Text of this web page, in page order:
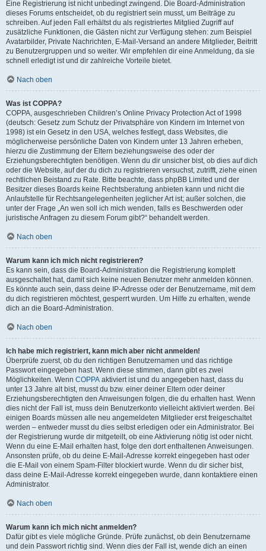
Eine Registrierung ist nicht unbedingt zwingend. Die Board-Administration
dieses Forums entscheidet, ob du registriert sein musst, um Beiträge zu
schreiben. Auf jeden Fall erhältst du als registriertes Mitglied Zugriff auf
zusätzliche Funktionen, die Gästen nicht zur Verfügung stehen: zum Beispiel
Avatarbilder, Private Nachrichten, E-Mail-Versand an andere Mitglieder, Beitritt
zu Benutzergruppen und so weiter. Wir empfehlen dir eine Anmeldung, da sie
schnell erledigt ist und dir zahlreiche Vorteile bietet.
Nach oben
Was ist COPPA?
COPPA, ausgeschrieben Children’s Online Privacy Protection Act of 1998
(deutsch: Gesetz zum Schutz der Privatsphäre von Kindern im Internet von
1998) ist ein Gesetz in den USA, welches festlegt, dass Websites, die
möglicherweise persönliche Daten von Kindern unter 13 Jahren erheben,
hierzu die Zustimmung der Eltern beziehungsweise des oder der
Erziehungsberechtigten benötigen. Wenn du dir unsicher bist, ob dies auf dich
oder die Website, auf der du dich zu registrieren versuchst, zutrifft, ziehe einen
rechtlichen Beistand zu Rate. Bitte beachte, dass phpBB Limited und der
Besitzer dieses Boards keine Rechtsberatung anbieten kann und nicht die
Anlaufstelle für Rechtsangelegenheiten jeglicher Art ist; außer solchen, die
unter der Frage „An wen soll ich mich wenden, falls es Beschwerden oder
juristische Anfragen zu diesem Forum gibt?“ behandelt werden.
Nach oben
Warum kann ich mich nicht registrieren?
Es kann sein, dass die Board-Administration die Registrierung komplett
ausgeschaltet hat, damit sich keine neuen Benutzer mehr anmelden können.
Es könnte auch sein, dass deine IP-Adresse oder der Benutzername, mit dem
du dich registrieren möchtest, gesperrt wurden. Um Hilfe zu erhalten, wende
dich an die Board-Administration.
Nach oben
Ich habe mich registriert, kann mich aber nicht anmelden!
Überprüfe zuerst, ob du den richtigen Benutzernamen und das richtige
Passwort eingegeben hast. Wenn diese stimmen, dann gibt es zwei
Möglichkeiten. Wenn COPPA aktiviert ist und du angegeben hast, dass du
unter 13 Jahre alt bist, musst du bzw. einer deiner Eltern oder deiner
Erziehungsberechtigten den Anweisungen folgen, die du erhalten hast. Wenn
dies nicht der Fall ist, muss dein Benutzerkonto vielleicht aktiviert werden. Bei
einigen Boards müssen alle neu angemeldeten Mitglieder erst freigeschaltet
werden – entweder musst du dies selbst erledigen oder ein Administrator. Bei
der Registrierung wurde dir mitgeteilt, ob eine Aktivierung nötig ist oder nicht.
Wenn du eine E-Mail erhalten hast, folge den dort enthaltenen Anweisungen.
Ansonsten prüfe, ob du deine E-Mail-Adresse korrekt eingegeben hast oder
die E-Mail von einem Spam-Filter blockiert wurde. Wenn du dir sicher bist,
dass deine E-Mail-Adresse korrekt eingegeben wurde, dann kontaktiere einen
Administrator.
Nach oben
Warum kann ich mich nicht anmelden?
Dafür gibt es viele mögliche Gründe. Prüfe zunächst, ob dein Benutzername
und dein Passwort richtig sind. Wenn dies der Fall ist, wende dich an einen